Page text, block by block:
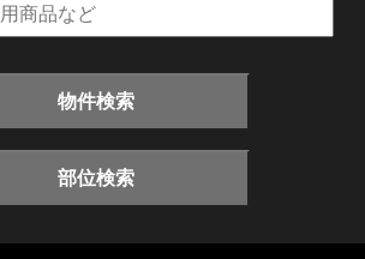
物件検索
部位検索